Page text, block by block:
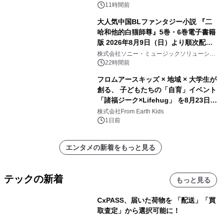
11時間前
大人気中国BLファンタジー小説 『二
哈和他的白猫師尊』5巻・6巻電子書籍
版 2026年8月9日（日）より順次配信
開始
株式会社ソニー・ミュージックソリューショ
ンズ22時間前
フロムアースキッズ × 地域 × 大学生が
創る、 子どもたちの「自育」イベント
「諸福ジーク×Lifehug」 を8月23日
(日)開催
株式会社From Earth Kids
1日前
エンタメの新着をもっと見る
テックの新着 もっと見る
CxPASS、届いた荷物を 「配送」「買
取査定」から選択可能に！